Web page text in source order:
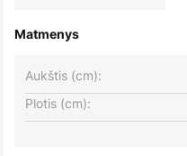
Matmenys
Plotis (cm):
Aukštis (cm):